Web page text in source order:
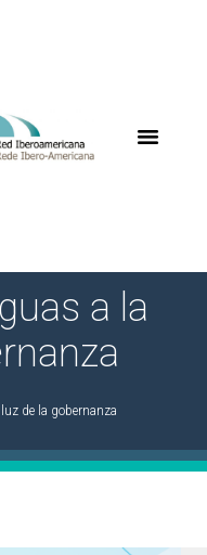
a la
de la gobernanza